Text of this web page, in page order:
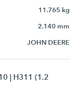
11.765 kg
2.140 mm
JOHN DEERE
| H311 (1.2